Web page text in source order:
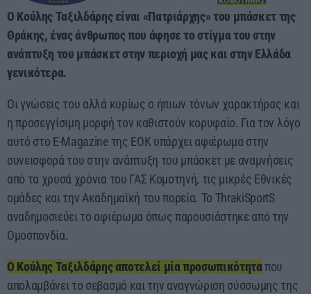
O Kούλης Ταξιλδάρης είναι «Πατριάρχης» του μπάσκετ της
Θράκης, ένας άνθρωπος που άφησε το στίγμα του στην
ανάπτυξη του μπάσκετ στην περιοχή μας και στην Ελλάδα
γενικότερα.
Οι γνώσεις του αλλά κυρίως ο ήπιων τόνων χαρακτήρας και
η προσεγγίσιμη μορφή τον καθιστούν κορυφαίο. Για τον λόγο
αυτό στο E-Magazine της ΕΟΚ υπάρχει αφιέρωμα στην
συνεισφορά του στην ανάπτυξη του μπάσκετ με αναμνήσεις
από τα χρυσά χρόνια του ΓΑΣ Κομοτηνή, τις μικρές Εθνικές
ομάδες και την Ακαδημαϊκή του πορεία. Το ThrakiSportS
αναδημοσιεύει το αφιέρωμα όπως παρουσιάστηκε από την
Ομοσπονδία.
Ο Κούλης Ταξιλδάρης αποτελεί μία προσωπικότηταπου
απολαμβάνει το σεβασμό και την αναγνώριση σύσσωμης της